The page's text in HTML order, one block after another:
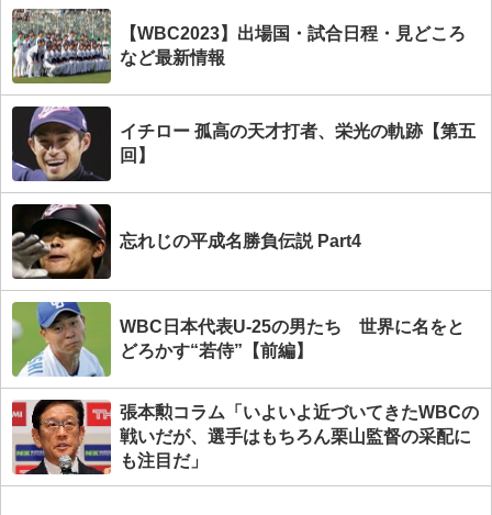
【WBC2023】出場国・試合日程・見どころ
など最新情報
イチロー 孤高の天才打者、栄光の軌跡【第五
回】
忘れじの平成名勝負伝説 Part4
WBC日本代表U-25の男たち 世界に名をと
どろかす“若侍”【前編】
張本勲コラム「いよいよ近づいてきたWBCの
戦いだが、選手はもちろん栗山監督の采配に
も注目だ」